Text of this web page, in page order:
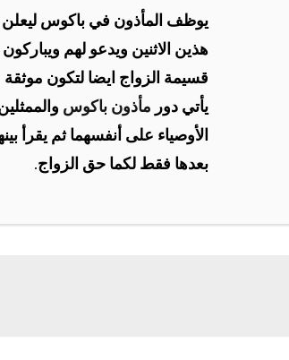
يوظف المأذون في باكوس ليعلن
هذين الاثنين ويدعو لهم
قسيمة الزواج ايضا لتكون
يأتي دور مأذون باكوس
الأوصياء على أنفسهما ثم يقرأ
بعدها فقط لكما حق الزواج.